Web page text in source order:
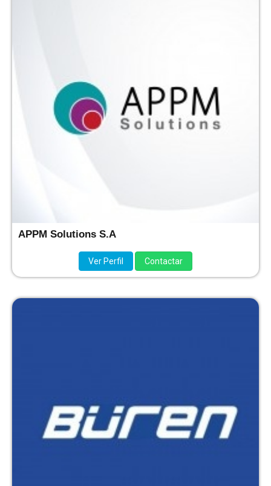
APPM Solutions S.A
Ver Perfil Contactar